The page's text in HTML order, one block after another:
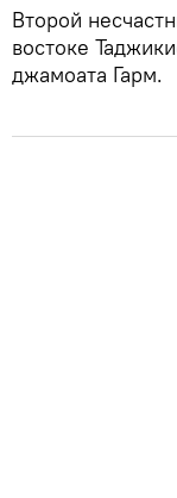
Второй
востоке
джамоата Гарм.